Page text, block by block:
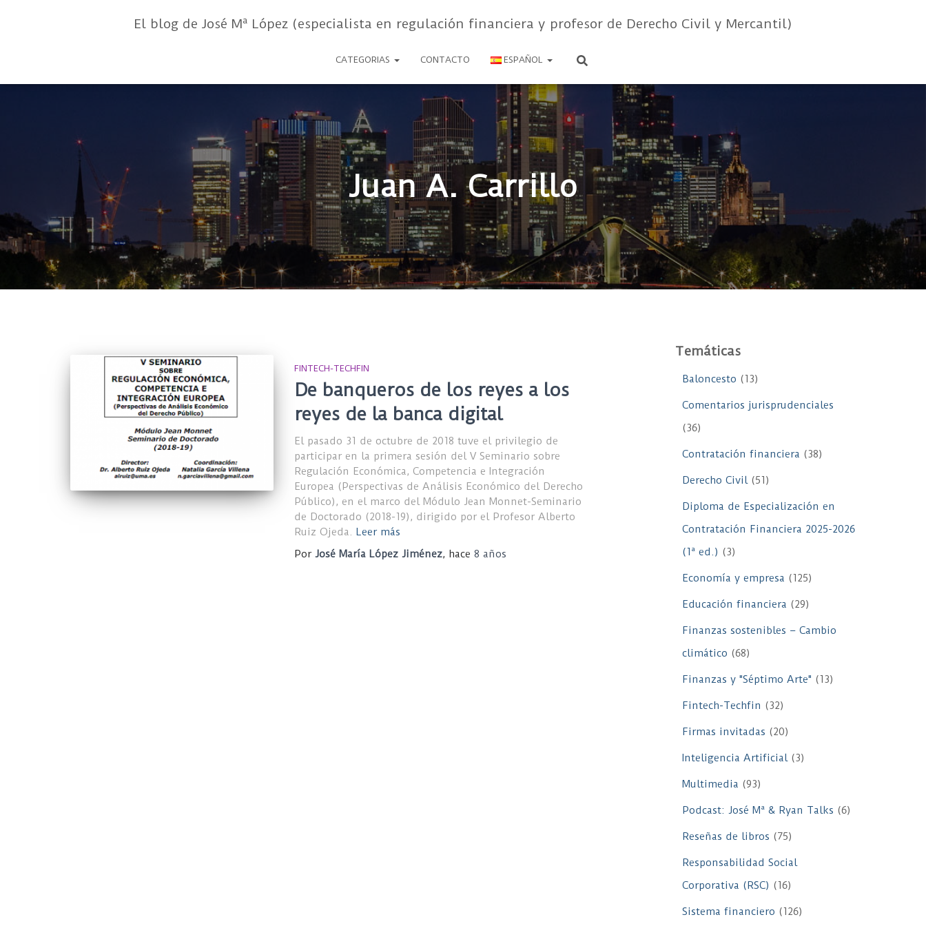
El blog de José Mª López (especialista en regulación financiera y profesor de Derecho Civil y Mercantil)
CATEGORIAS CONTACTO ESPAÑOL
Juan A. Carrillo
FINTECH-TECHFIN
De banqueros de los reyes a los
reyes de la banca digital
El pasado 31 de octubre de 2018 tuve el privilegio de
participar en la primera sesión del V Seminario sobre
Regulación Económica, Competencia e Integración
Europea (Perspectivas de Análisis Económico del Derecho
Público), en el marco del Módulo Jean Monnet-Seminario
de Doctorado (2018-19), dirigido por el Profesor Alberto
Ruiz Ojeda. Leer más
Por José María López Jiménez, hace 8 años
Temáticas
Baloncesto (13)
Comentarios jurisprudenciales
(36)
Contratación financiera (38)
Derecho Civil(51)
Diploma de Especialización en
Contratación Financiera 2025-2026
(1ª ed.) (3)
Economía y empresa (125)
Educación financiera (29)
Finanzas sostenibles – Cambio
climático (68)
Finanzas y "Séptimo Arte" (13)
Fintech-Techfin (32)
Firmas invitadas (20)
Inteligencia Artificial(3)
Multimedia (93)
Podcast: José Mª & Ryan Talks (6)
Reseñas de libros (75)
Responsabilidad Social
Corporativa (RSC) (16)
Sistema financiero (126)